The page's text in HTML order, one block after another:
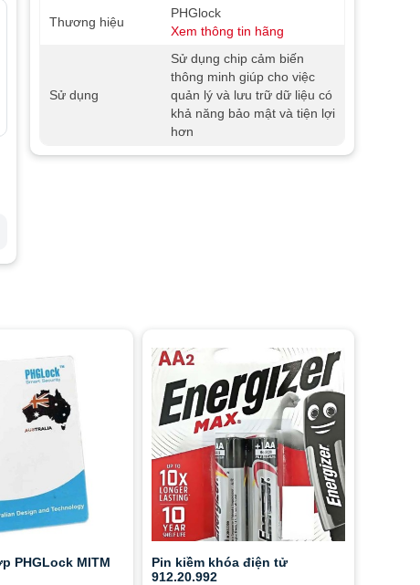
Thương hiệu
PHGlock
Xem thông tin hãng
Sử dụng
Sử dụng chip cảm biến
thông minh giúp cho việc
quản lý và lưu trữ dữ liệu có
khả năng bảo mật và tiện lợi
hơn
PHGLock MITM
Pin kiềm khóa điện tử
912.20.992